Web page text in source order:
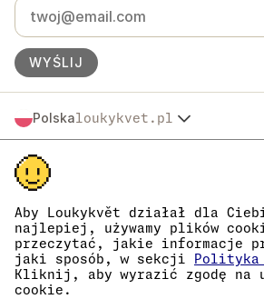
Aby Loukykvět działał dla
najlepiej, używamy plików
przeczytać, jakie informacje
jaki sposób, w sekcji
Polityka
Kliknij, aby wyrazić zgodę na
cookie.
WYŚLIJ
Polskaloukykvet.pl
Česko
Slovensko
Österreich
Deutschland
France
België
Danmark
Eesti
España
Loukykvět s.r.o. jest zarejestrowana w
Miejskiego w Pradze, sekcja C, akta 268616.
opakowaniowych EKO-KOM pod numerem
Do wydawania paszportów roślin używamy
0636.
Nasz numer rejestracyjny firmy to 05663687,
CZ05663687.
Identyfikator skrzynki danych to eng827q.
Numer EORI to CZ05663687.